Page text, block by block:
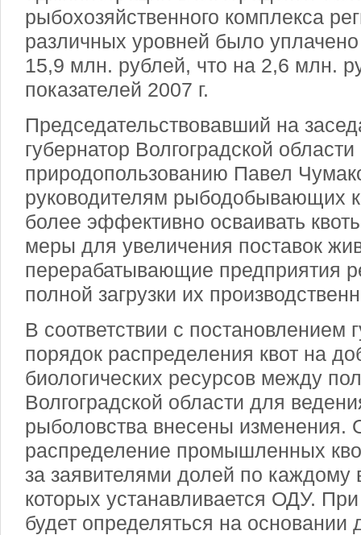
рыбохозяйственного комплекса
различных уровней было
15,9 млн. рублей, что на 2,6 млн.
показателей 2007 г.
Председательствовавший на
губернатор Волгоградской
природопользованию Павел
руководителям рыбодобывающих
более эффективно осваивать
меры для увеличения поставок
перерабатывающие предприятия
полной загрузки их
В соответствии с постановлением
порядок распределения квот на
биологических ресурсов между
Волгоградской области для
рыболовства внесены изменения.
распределение промышленных
за заявителями долей по каждому
которых устанавливается ОДУ.
будет определяться на